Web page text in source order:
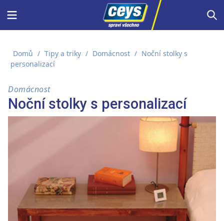
Menu
Domů / Tipy a triky / Domácnost / Noční stolky s
personalizací
Domácnost
Noční stolky s personalizací